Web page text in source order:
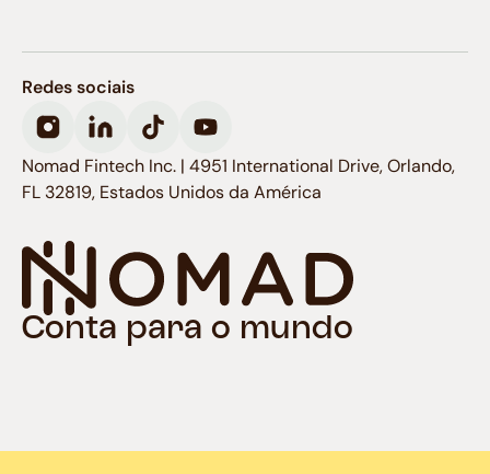
Conta para o mundo
Redes sociais
Nomad Fintech Inc. | 4951 International Drive, Orlando,
FL 32819, Estados Unidos da América